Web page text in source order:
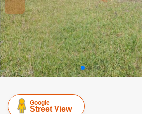
Google
Street View